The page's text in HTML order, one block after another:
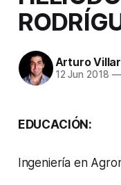
Arturo
12 Jun 2018 —
EDUCACIÓN:
Ingeniería en